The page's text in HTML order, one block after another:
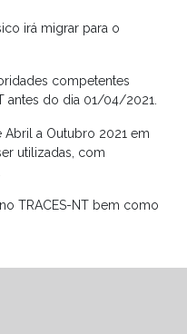
irá migrar para o
competentes
antes do dia 01/04/2021.
a Outubro 2021 em
utilizadas, com
no TRACES-NT bem como